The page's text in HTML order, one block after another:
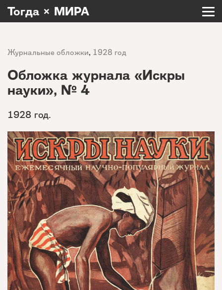
Тогда × МИРА
Журнальные обложки, 1928 год
Обложка журнала «Искры
науки», № 4
1928 год.